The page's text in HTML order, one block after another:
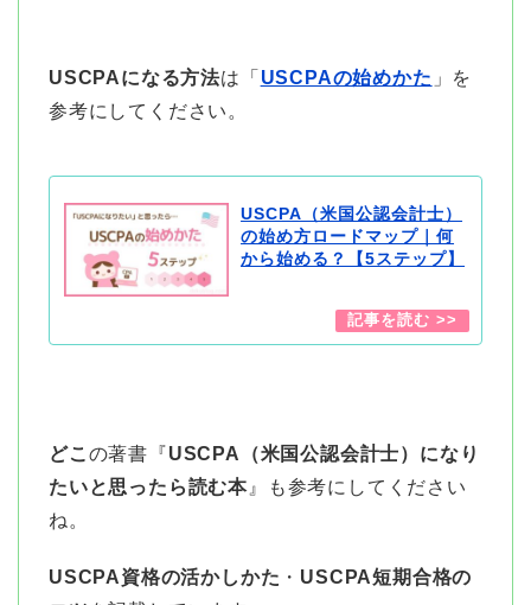
USCPAになる方法は「 USCPAの始めかた 」を
参考にしてください。
USCPA（米国公認会計士）
の始め方ロードマップ｜何
から始める？【5ステップ】
どこ の著書『USCPA（米国公認会計士）になり
たいと思ったら読む本 』も参考にしてください
ね。
USCPA資格の活かしかた ・ USCPA短期合格の